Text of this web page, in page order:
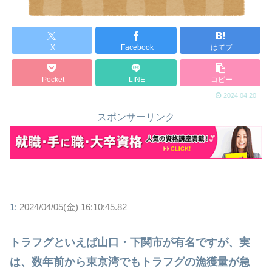
X Facebook はてブ
Pocket LINE コピー
2024.04.20
スポンサーリンク
1: 2024/04/05(金) 16:10:45.82
トラフグといえば山口・下関市が有名ですが、実
は、数年前から東京湾でもトラフグの漁獲量が急